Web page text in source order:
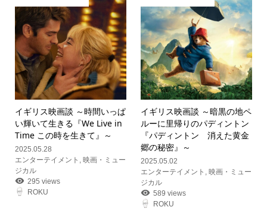
イギリス映画談 ～時間いっぱ
い輝いて生きる『We Live in
Time この時を生きて』～
2025.05.28
エンターテイメント , 映画・ミュー
ジカル
295 views
ROKU
イギリス映画談 ～暗黒の地ペ
ルーに里帰りのパディントン
『パディントン 消えた黄金
郷の秘密』～
2025.05.02
エンターテイメント , 映画・ミュー
ジカル
589 views
ROKU